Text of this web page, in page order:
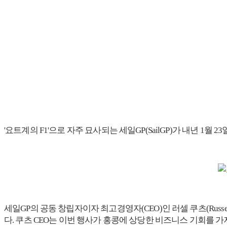
'요트계의 F1'으로 자주 묘사되는 세일GP(SailGP)가 내년 1월
세일GP의 공동 창립자이자 최고경영자(CEO)인 러셀 쿠츠
다. 쿠츠 CEO는 이번 행사가 홍콩에 상당한 비즈니스 기회를